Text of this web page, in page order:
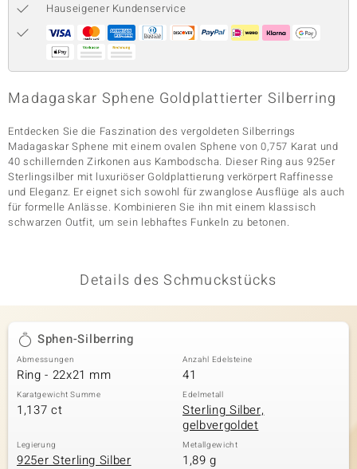
Classics
Hauseigener Kundenservice
Madagaskar Sphene Goldplattierter Silberring
Entdecken Sie die Faszination des vergoldeten Silberrings
Madagaskar Sphene mit einem ovalen Sphene von 0,757 Karat und
40 schillernden Zirkonen aus Kambodscha. Dieser Ring aus 925er
Sterlingsilber mit luxuriöser Goldplattierung verkörpert Raffinesse
und Eleganz. Er eignet sich sowohl für zwanglose Ausflüge als auch
für formelle Anlässe. Kombinieren Sie ihn mit einem klassisch
schwarzen Outfit, um sein lebhaftes Funkeln zu betonen.
Details des Schmuckstücks
Sphen-Silberring
Abmessungen
Ring - 22x21 mm
Anzahl Edelsteine
41
Karatgewicht Summe
1,137 ct
Edelmetall
Sterling Silber,
gelbvergoldet
Legierung
925er Sterling Silber
Metallgewicht
1,89 g